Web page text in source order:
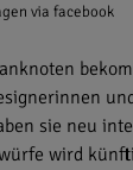
via facebook
sie neu
wird